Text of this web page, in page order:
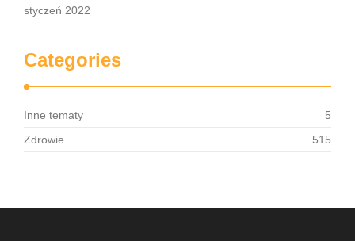
styczeń 2022
Categories
Inne tematy
5
Zdrowie
515